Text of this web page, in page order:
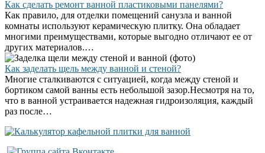
Как сделать ремонт ванной пластиковыми панелями?
Как правило, для отделки помещений санузла и ванной
комнаты используют керамическую плитку. Она обладает
многими преимуществами, которые выгодно отличают ее от
других материалов.…
Как заделать щель между ванной и стеной?
Многие сталкиваются с ситуацией, когда между стеной и
бортиком самой ванны есть небольшой зазор.Несмотря на то,
что в ванной устраивается надежная гидроизоляция, каждый
раз после…